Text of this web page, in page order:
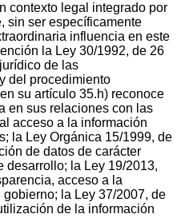
contexto legal integrado por
sin ser específicamente
influencia en este
la Ley 30/1992, de 26
de las
del procedimiento
su artículo 35.h) reconoce
en sus relaciones con las
acceso a la información
la Ley Orgánica 15/1999, de
de datos de carácter
desarrollo; la Ley 19/2013,
acceso a la
la Ley 37/2007, de
de la información